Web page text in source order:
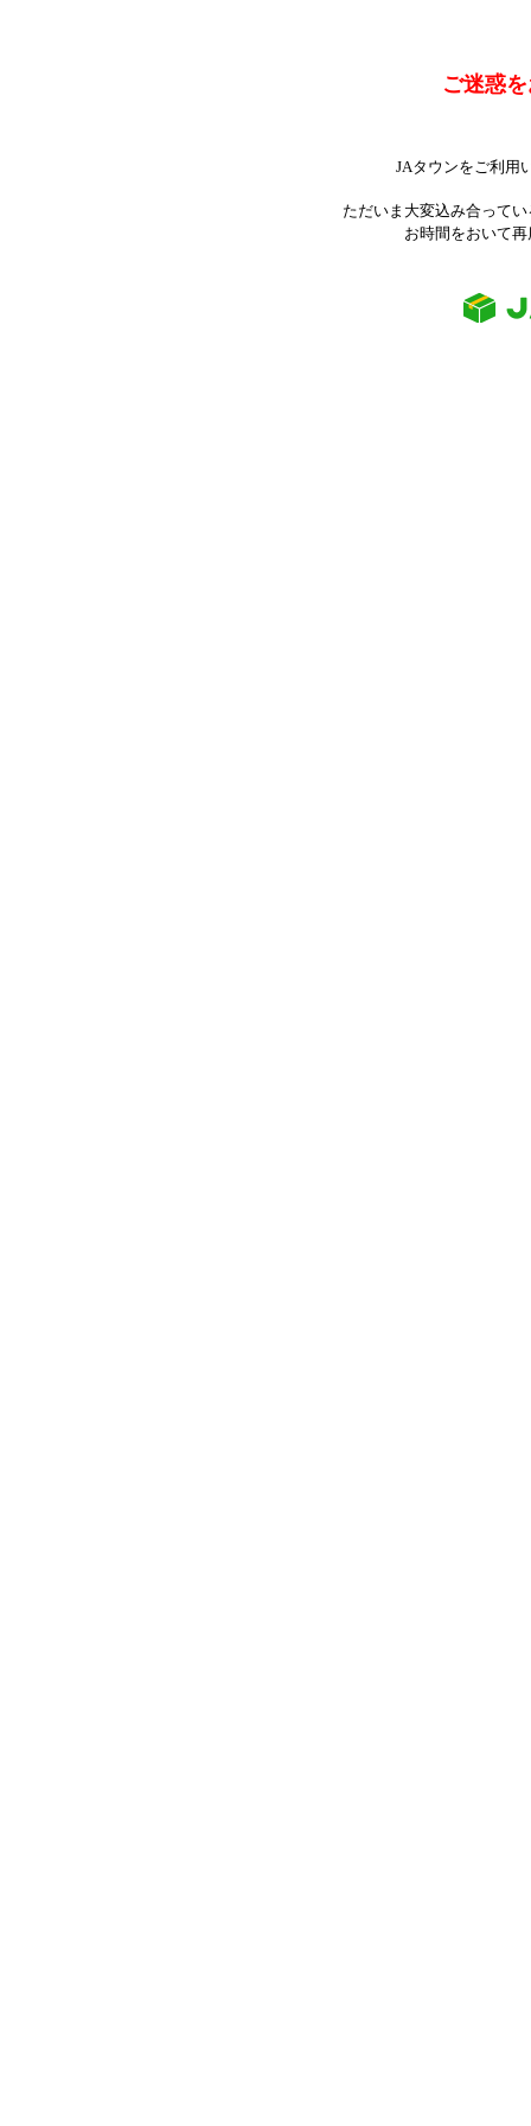
ご迷惑
JAタウンをご利用
ただいま大変込み合って
お時間をおいて